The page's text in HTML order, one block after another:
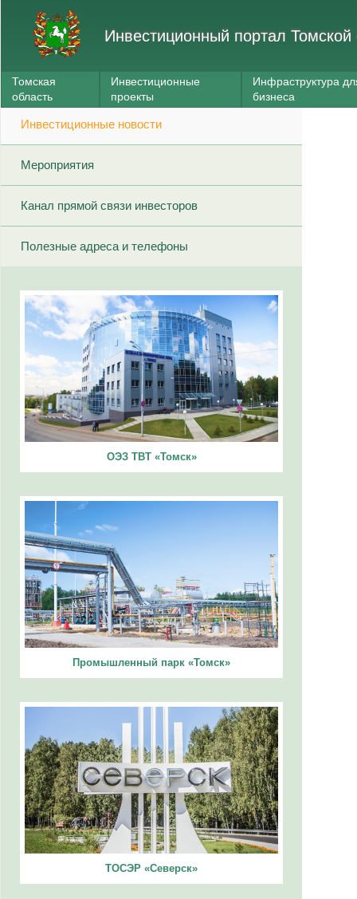
Инвестиционный портал Томской
Томская
область
Инвестиционные
проекты
Инфраструктура
бизнеса
Инвестиционные новости
Мероприятия
Канал прямой связи инвесторов
Полезные адреса и телефоны
ОЭЗ ТВТ «Томск»
Промышленный парк «Томск»
ТОСЭР «Северск»